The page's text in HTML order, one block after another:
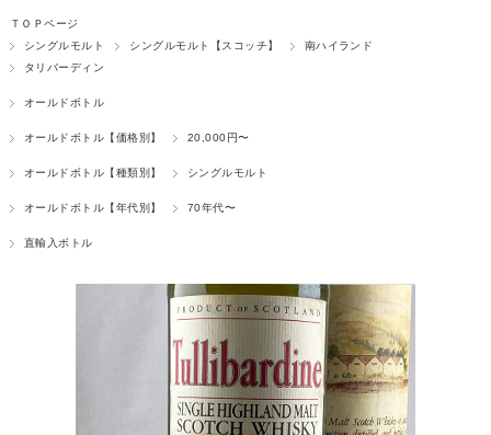
ＴＯＰページ
シングルモルト
シングルモルト【スコッチ】
南ハイランド
タリバーディン
オールドボトル
オールドボトル【価格別】 20,000円〜
オールドボトル【種類別】 シングルモルト
オールドボトル【年代別】 70年代〜
直輸入ボトル